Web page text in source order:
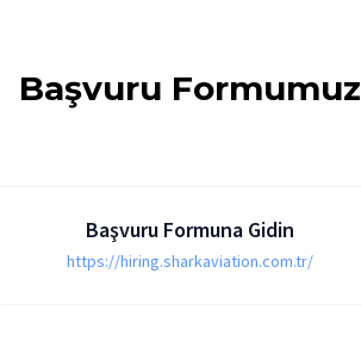
Başvuru Formumuz
Başvuru Formuna Gidin
https://hiring.sharkaviation.com.tr/